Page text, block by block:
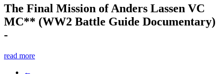
The Final Mission of Anders Lassen VC
MC** (WW2 Battle Guide Documentary)
-
read more